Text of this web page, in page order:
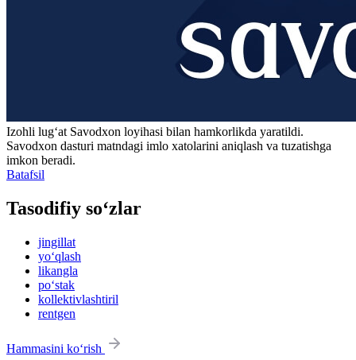
Izohli lugʻat Savodxon loyihasi bilan hamkorlikda yaratildi.
Savodxon dasturi matndagi imlo xatolarini aniqlash va tuzatishga
imkon beradi.
Batafsil
Tasodifiy so‘zlar
jingillat
yo‘qlash
likangla
po‘stak
kollektivlashtiril
rentgen
Hammasini ko‘rish